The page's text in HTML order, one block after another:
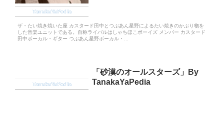
TanakaYaPedia
ザ・たい焼き焼いた座 カスタード田中とつぶあん星野によるたい焼きのかぶり物を
した音楽ユニットである。自称ライバルはしゃちほこボーイズ メンバー カスタード
田中ボーカル・ギター つぶあん星野ボーカル・...
TanakaYaPedia
「砂漠のオールスターズ」By
TanakaYaPedia